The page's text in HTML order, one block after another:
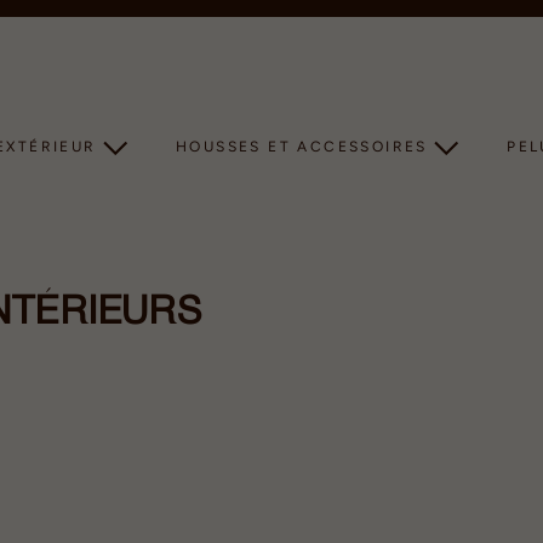
HOUSSES ET ACCESSOIRES